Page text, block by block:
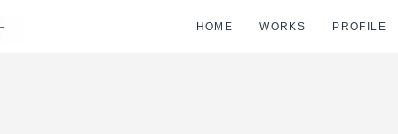
HOME WORKS PROFILE